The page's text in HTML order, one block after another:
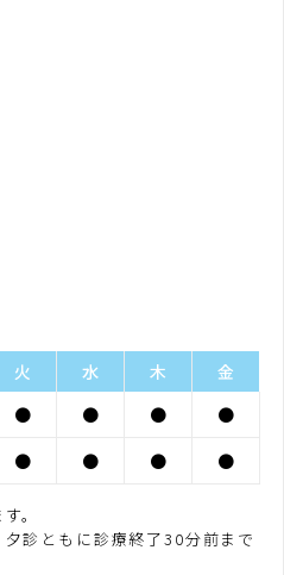
火 水 木 金
● ● ● ●
● ● ● ●
。
診ともに診療終了30分前まで